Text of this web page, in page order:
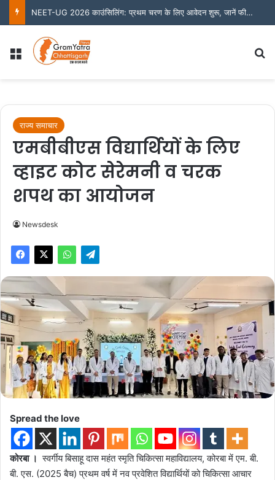
NEET-UG 2026 काउंसिलिंग: प्रथम चरण के लिए आवेदन शुरू, जानें फीस और जरूरी तारीखें
Menu
राज्य समाचार
एमबीबीएस विद्यार्थियों के लिए
व्हाइट कोट सेरेमनी व चरक
शपथ का आयोजन
Newsdesk
Spread the love
कोरबा ।स्वर्गीय बिसाहू दास महंत स्मृति चिकित्सा महाविद्यालय, कोरबा में एम. बी.
बी. एस. (2025 बैच) प्रथम वर्ष में नव प्रवेशित विद्यार्थियों को चिकित्सा आचार